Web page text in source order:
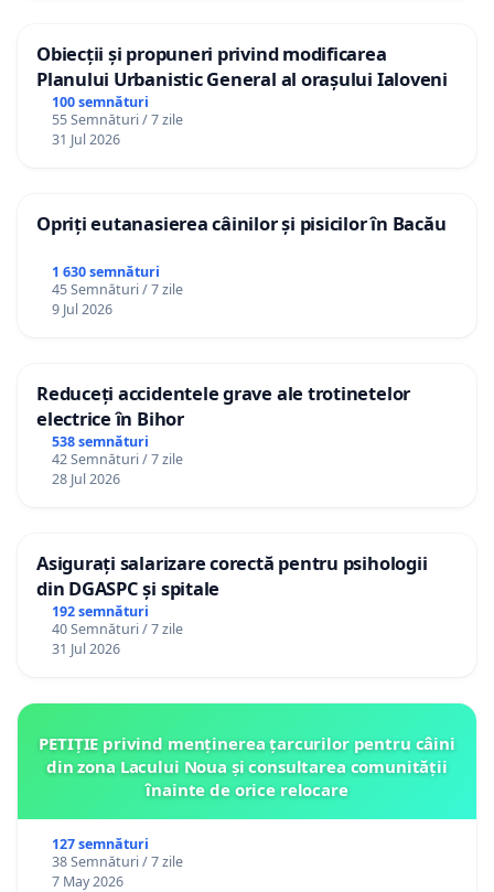
Obiecții și propuneri privind modificarea
Planului Urbanistic General al orașului Ialoveni
100 semnături
55 Semnături / 7 zile
31 Jul 2026
Opriți eutanasierea câinilor și pisicilor în Bacău
1 630 semnături
45 Semnături / 7 zile
9 Jul 2026
Reduceți accidentele grave ale trotinetelor
electrice în Bihor
538 semnături
42 Semnături / 7 zile
28 Jul 2026
Asigurați salarizare corectă pentru psihologii
din DGASPC și spitale
192 semnături
40 Semnături / 7 zile
31 Jul 2026
PETIȚIE privind menținerea țarcurilor pentru câini
din zona Lacului Noua și consultarea comunității
înainte de orice relocare
127 semnături
38 Semnături / 7 zile
7 May 2026